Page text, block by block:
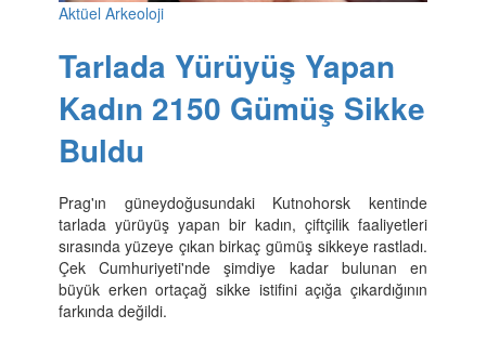
Aktüel Arkeoloji
Tarlada Yürüyüş Yapan
Kadın 2150 Gümüş Sikke
Buldu
Prag'ın güneydoğusundaki Kutnohorsk kentinde
tarlada yürüyüş yapan bir kadın, çiftçilik faaliyetleri
sırasında yüzeye çıkan birkaç gümüş sikkeye rastladı.
Çek Cumhuriyeti'nde şimdiye kadar bulunan en
büyük erken ortaçağ sikke istifini açığa çıkardığının
farkında değildi.